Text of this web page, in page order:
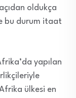
oldukça
bu durum itaat
yapılan
ülkesi en